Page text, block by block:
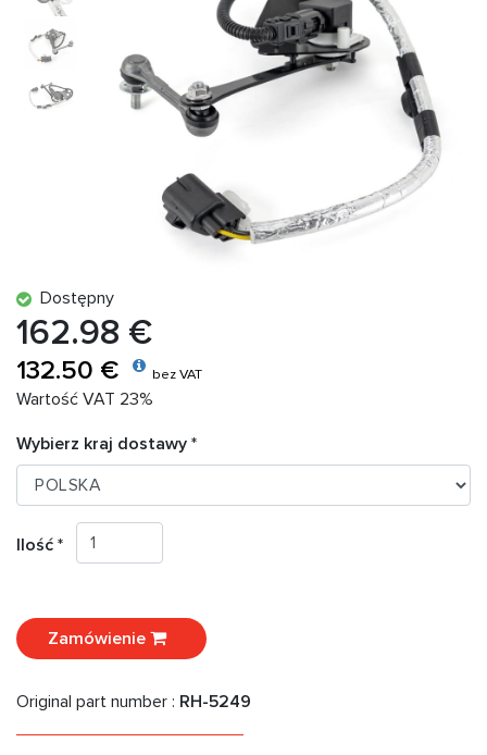
Dostępny
162.98 €
132.50 € bez VAT
Wartość VAT 23%
Wybierz kraj dostawy *
Ilość *
Zamówienie
Original part number : RH-5249